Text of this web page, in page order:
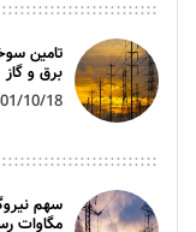
برق و گاز
10/18 10:00
مگاوات